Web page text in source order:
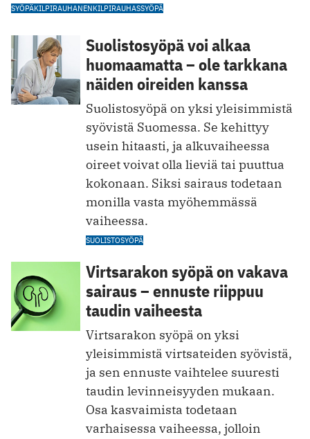
SYÖPÄKILPIRAUHANENKILPIRAUHASSYÖPÄ
Suolistosyöpä voi alkaa
huomaamatta – ole tarkkana
näiden oireiden kanssa
Suolistosyöpä on yksi yleisimmistä
syövistä Suomessa. Se kehittyy
usein hitaasti, ja alkuvaiheessa
oireet voivat olla lieviä tai puuttua
kokonaan. Siksi sairaus todetaan
monilla vasta myöhemmässä
vaiheessa.
SUOLISTOSYÖPÄ
Virtsarakon syöpä on vakava
sairaus – ennuste riippuu
taudin vaiheesta
Virtsarakon syöpä on yksi
yleisimmistä virtsateiden syövistä,
ja sen ennuste vaihtelee suuresti
taudin levinneisyyden mukaan.
Osa kasvaimista todetaan
varhaisessa vaiheessa, jolloin